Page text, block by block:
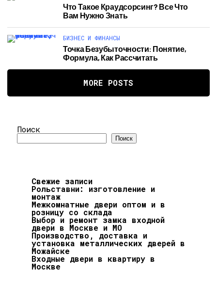
Что Такое Краудсорсинг? Все Что
Вам Нужно Знать
БИЗНЕС И ФИНАНСЫ
Точка Безубыточности: Понятие,
Формула, Как Рассчитать
MORE POSTS
Поиск
Поиск
Свежие записи
Рольставни: изготовление и
монтаж
Межкомнатные двери оптом и в
розницу со склада
Выбор и ремонт замка входной
двери в Москве и МО
Производство, доставка и
установка металлических дверей в
Можайске
Входные двери в квартиру в
Москве